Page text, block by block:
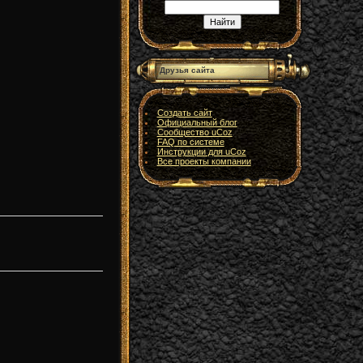
Друзья сайта
Создать сайт
Официальный блог
Сообщество uCoz
FAQ по системе
Инструкции для uCoz
Все проекты компании